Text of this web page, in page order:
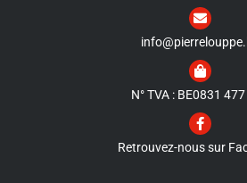
N° TVA : BE0831
Retrouvez-nous sur